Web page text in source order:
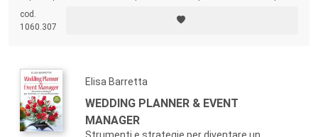
professionisti affermati nel mercato dell’arte, a collezionisti, o
semplicemente ad appassionati.
cod.
1060.307
Elisa Barretta
WEDDING PLANNER & EVENT
MANAGER
Strumenti e strategie per diventare un